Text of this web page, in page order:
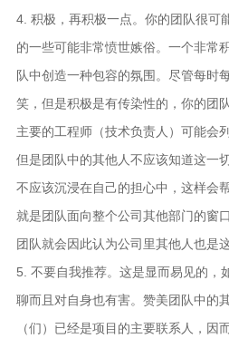
4. 积极，再积极一点。你的团队很可
的一些可能非常愤世嫉俗。一个非常
队中创造一种包容的氛围。尽管每时
笑，但是积极是有传染性的，你的团
主要的工程师（技术负责人）可能会
但是团队中的其他人不应该知道这一
不应该沉浸在自己的担心中，这样会
就是团队面向整个公司其他部门的窗
团队就会因此认为公司里其他人也是
5. 不要自我推荐。这是显而易见的，
聊而且对自身也有害。赞美团队中的
（们）已经是项目的主要联系人，因